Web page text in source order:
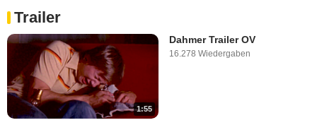
Trailer
1:55
Dahmer Trailer OV
16.278 Wiedergaben